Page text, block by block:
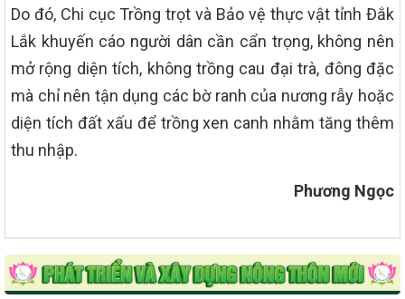
Do đó, Chi cục Trồng trọt và Bảo vệ thực vật tỉnh Đắk
Lắk khuyến cáo người dân cần cẩn trọng, không nên
mở rộng diện tích, không trồng cau đại trà, đông đặc
mà chỉ nên tận dụng các bờ ranh của nương rẫy hoặc
diện tích đất xấu để trồng xen canh nhằm tăng thêm
thu nhập.
Phương Ngọc